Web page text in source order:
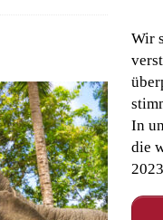
Wir
In
die